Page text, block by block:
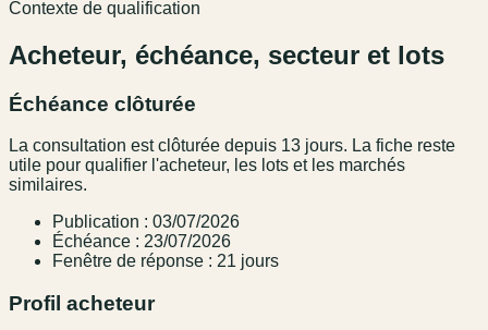
Contexte de qualification
Acheteur, échéance, secteur et lots
Échéance clôturée
La consultation est clôturée depuis 13 jours. La fiche reste
utile pour qualifier l'acheteur, les lots et les marchés
similaires.
Publication : 03/07/2026
Échéance : 23/07/2026
Fenêtre de réponse : 21 jours
Profil acheteur